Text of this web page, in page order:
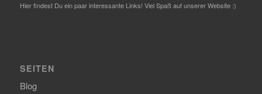
Hier findest Du ein paar interessante Links! Viel Spaß auf unserer Website :)
SEITEN
Blog